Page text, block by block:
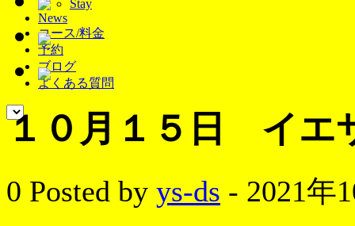
Stay
News
コース/料金
予約
ブログ
よくある質問
１０月１５日 イエ
0 Posted by ys-ds - 2021年